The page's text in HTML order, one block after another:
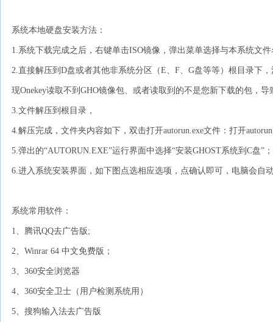
系统本地硬盘安装方法：
1.系统下载完成之后，右键单击ISO镜像，弹出菜单选择与本系统文
2.直接解压到D盘或者其他非系统分区（E、F、G盘等等）根目录下
现Onekey读取不到GHO镜像包、或者读取到的不是您新下载的包，
3.文件解压到根目录，
4.解压完成，文件夹内容如下，双击打开autorun.exe文件：打开
5.弹出的“AUTORUN.EXE”运行界面中选择“安装GHOST系统到C盘”
6.进入系统安装界面，如下图点选相应选项，点确认即可，电脑会自
系统常用软件：
1、腾讯QQ去广告版;
2、Winrar 64 中文免费版；
3、360安全浏览器
4、360安全卫士（用户检测系统用）
5、搜狗输入法去广告版